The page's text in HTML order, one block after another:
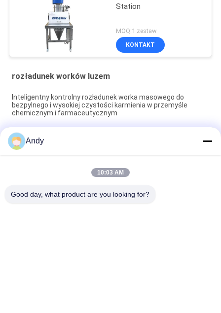
Station
MOQ:1 zestaw
KONTAKT
rozładunek worków luzem
Inteligentny kontrolny rozładunek worka masowego do
bezpylnego i wysokiej czystości karmienia w przemyśle
chemicznym i farmaceutycznym
Czyste i wolne od kurzu środowisko pracy Wysoce
wyspecjalizowany rozładowywacz big bag do obsługi
materiałów sypkich
Rozładowarka worków masowych zintegrowana z stacją
odżywiania wolną od pyłu i ekranem bezpośredniego
Andy
10:03 AM
Good day, what product are you looking for?